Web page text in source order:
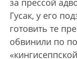
Гусак, у его
готовить те
обвинили по